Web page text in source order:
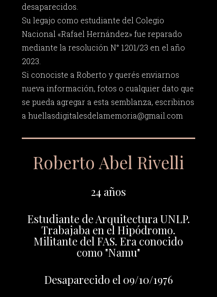
desaparecidos.
Su legajo como estudiante del Colegio
Nacional «Rafael Hernández» fue reparado
mediante la resolución N° 1201/23 en el año
2023.
Si conociste a Roberto y querés enviarnos
nueva información, fotos o cualquier dato que
se pueda agregar a esta semblanza, escribinos
a huellasdigitalesdelamemoria@gmail.com
Roberto Abel Rivelli
24 años
Estudiante de Arquitectura UNLP.
Trabajaba en el Hipódromo.
Militante del FAS. Era conocido
como "Namu"
Desaparecido el 09/10/1976